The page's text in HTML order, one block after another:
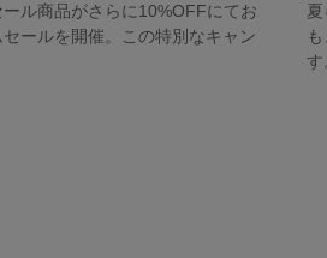
ル商品がさらに10%OFFにてお
ールを開催。この特別なキャン
す